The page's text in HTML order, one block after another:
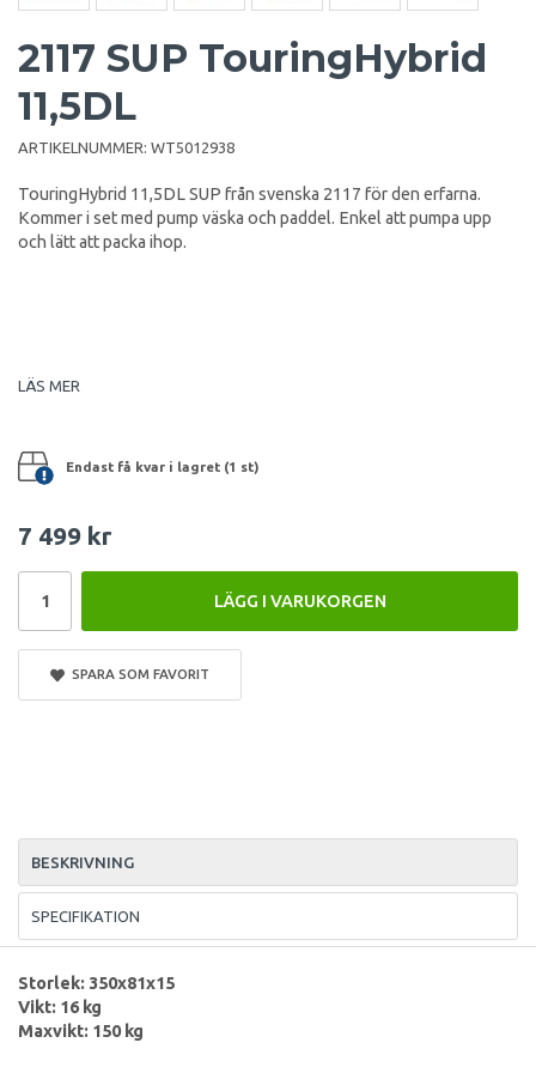
2117 SUP TouringHybrid
11,5DL
ARTIKELNUMMER: WT5012938
TouringHybrid 11,5DL SUP från svenska 2117 för den erfarna.
Kommer i set med pump väska och paddel. Enkel att pumpa upp
och lätt att packa ihop.
LÄS MER
Endast få kvar i lagret (1 st)
7 499 kr
LÄGG I VARUKORGEN
SPARA SOM FAVORIT
BESKRIVNING
SPECIFIKATION
Storlek: 350x81x15
Vikt: 16 kg
Maxvikt: 150 kg